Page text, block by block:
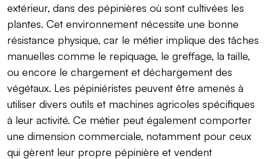
extérieur, dans des pépinières où sont cultivées les
plantes. Cet environnement nécessite une bonne
résistance physique, car le métier implique des tâches
manuelles comme le repiquage, le greffage, la taille,
ou encore le chargement et déchargement des
végétaux. Les pépiniéristes peuvent être amenés à
utiliser divers outils et machines agricoles spécifiques
à leur activité. Ce métier peut également comporter
une dimension commerciale, notamment pour ceux
qui gèrent leur propre pépinière et vendent